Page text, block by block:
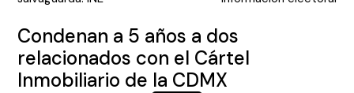
Condenan a 5 años a dos
relacionados con el Cártel
Inmobiliario de la CDMX